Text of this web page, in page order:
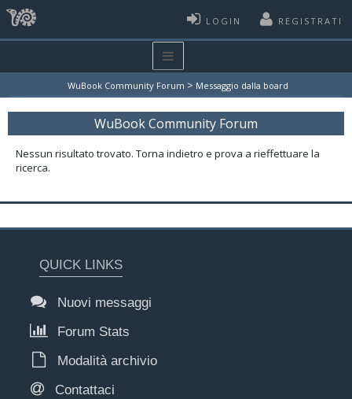
LOGIN REGISTRATI
WuBook Community Forum > Messaggio dalla board
WuBook Community Forum
Nessun risultato trovato. Torna indietro e prova a rieffettuare la
ricerca.
QUICK LINKS
Nuovi messaggi
Forum Stats
Modalità archivio
Contattaci